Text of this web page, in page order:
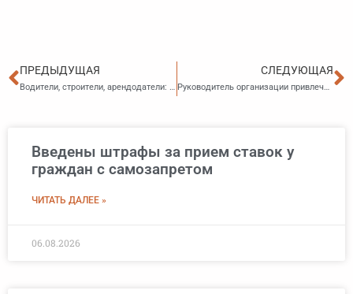
Пред
ПРЕДЫДУЩАЯ
Водители, строители, арендодатели: приморцы продолжают регистрироваться в качестве самозанятых
СЛЕДУЮЩАЯ
Руководитель организации привлечен к административной ответственности
Введены штрафы за прием ставок у
граждан с самозапретом
ЧИТАТЬ ДАЛЕЕ »
06.08.2026